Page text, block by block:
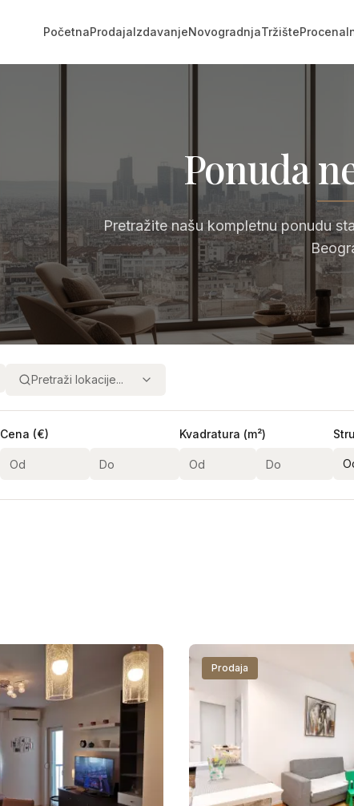
PočetnaProdajaIzdavanjeNovogradnjaTržišteProcena
Ponuda
Pretražite našu kompletnu ponudu
Pretraži lokacije...
Cena (€) Kvadratura (m²)
Prodaja